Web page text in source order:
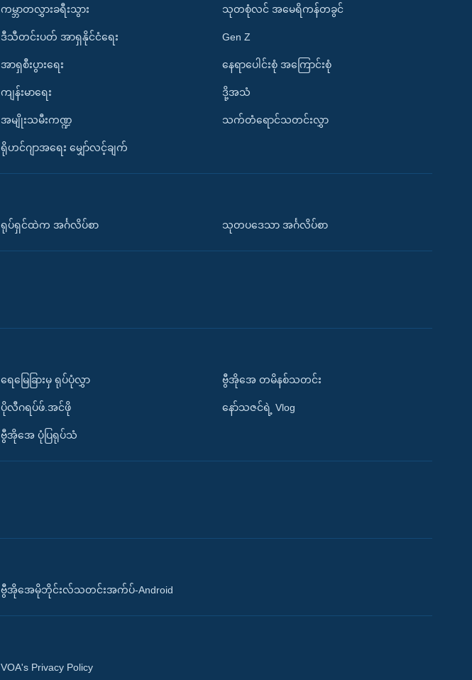
ကမ္ဘာတလွှားခရီးသွား
ဒီသီတင်းပတ် အာရှနိုင်ငံရေး
အာရှစီးပွားရေး
ကျန်းမာရေး
အမျိုးသမီးကဏ္ဍ
ရိုဟင်ဂျာအရေး မျှော်လင့်ချက်
သုတစုံလင် အမေရိကန်တခွင်
Gen Z
နေရာပေါင်းစုံ အကြောင်းစုံ
ဒို့အသံ
သက်တံရောင်သတင်းလွှာ
ရုပ်ရှင်ထဲက အင်္ဂလိပ်စာ သုတပဒေသာ အင်္ဂလိပ်စာ
ရေမြေခြားမှ ရုပ်ပုံလွှာ
ပိုလီဂရပ်ဖ်.အင်ဖို
ဗွီအိုအေ ပုံပြရုပ်သံ
ဗွီအိုအေ တမိနစ်သတင်း
နော်သဇင်ရဲ့ Vlog
ဗွီအိုအေမိုဘိုင်းလ်သတင်းအက်ပ်-Android
VOA's Privacy Policy